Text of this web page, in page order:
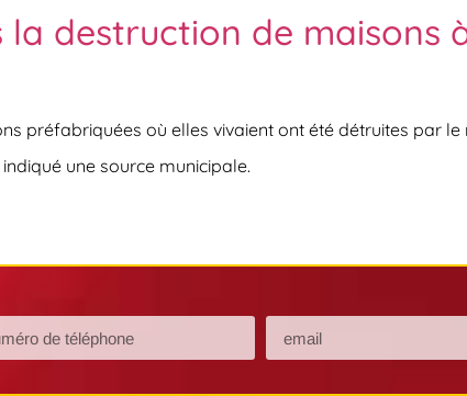
destruction de maisons
préfabriquées où elles vivaient ont été détruites par
une source municipale.